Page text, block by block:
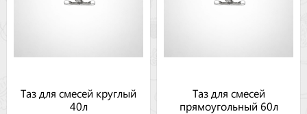
Таз для смесей круглый
40л
Таз для смесей
прямоугольный 60л